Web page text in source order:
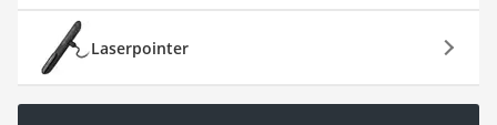
Laserpointer